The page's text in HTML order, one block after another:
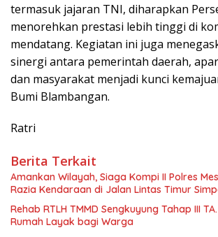
termasuk jajaran TNI, diharapkan
menorehkan prestasi lebih tinggi di
mendatang. Kegiatan ini juga
sinergi antara pemerintah daerah,
dan masyarakat menjadi kunci
Bumi Blambangan.
Ratri
Berita Terkait
Amankan Wilayah, Siaga Kompi II Polres
Razia Kendaraan di Jalan Lintas Timur
Rehab RTLH TMMD Sengkuyung Tahap III
Rumah Layak bagi Warga